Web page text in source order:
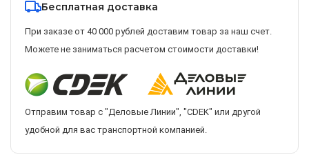
Бесплатная доставка
При заказе от 40 000 рублей доставим товар за наш счет.
Можете не заниматься расчетом стоимости доставки!
Отправим товар с "Деловые Линии", "CDEK" или другой
удобной для вас транспортной компанией.